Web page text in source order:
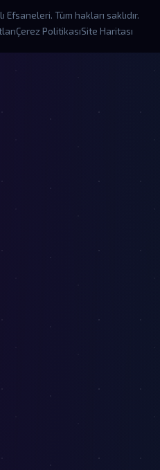
Tüm hakları saklıdır.
Çerez PolitikasıSite Haritası